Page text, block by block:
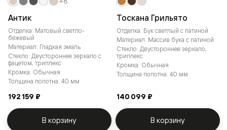
Антик
Отделка: Матовый светло-
бежевый
Материал: Гладкая эмаль
Стекло: Двустороннее зеркало с
фацетом, триплекс
Кромка: Обычная
Толщина полотна: 40 мм
192 159 ₽
В корзину
Тоскана Грильято
Отделка: Бук светлый с патиной
Материал: Массив бука с патиной
Стекло: Двустороннее зеркало,
триплекс
Кромка: Обычная
Толщина полотна: 40 мм
140 099 ₽
В корзину